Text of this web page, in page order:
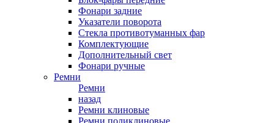
Фонари задние
Указатели поворота
Стекла противотуманных фар
Комплектующие
Дополнительный свет
Фонари ручные
Ремни
Ремни
назад
Ремни клиновые
Ремни поликлиновые